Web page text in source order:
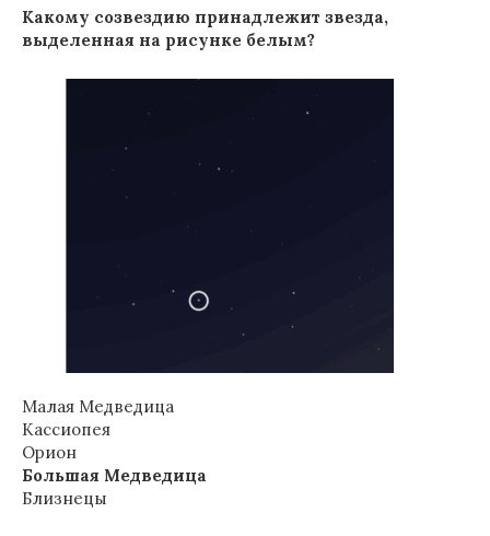
Какому созвездию принадлежит звезда,
выделенная на рисунке белым?
Малая Медведица
Кассиопея
Орион
Большая Медведица
Близнецы